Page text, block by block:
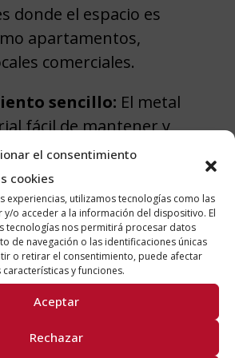
el consentimiento
cookies
experiencias, utilizamos tecnologías como las
y/o acceder a la información del dispositivo. El
tecnologías nos permitirá procesar datos
de navegación o las identificaciones únicas
o retirar el consentimiento, puede afectar
y funciones.
Aceptar
Rechazar
donde el espacio es
apartamentos,
comerciales.
sencillo: El metal
fácil de mantener y
con otros
superficies metálicas
a las manchas, la
la mayoría de los
lo que facilita su
regular.
requiere de tratamientos
deterioro causado por el